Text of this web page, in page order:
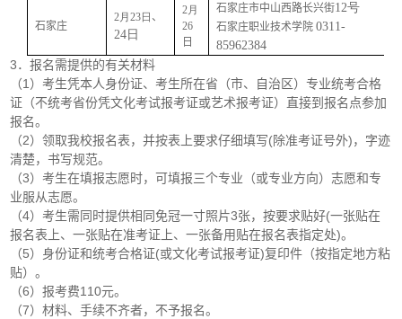
石家庄
2月23日 、
24日
2月
26
日
石家庄市中山西路长兴街12号
石家庄职业技术学院 0311-
85962384
3．报名需提供的有关材料
（1）考生凭本人身份证、考生所在省（市、自治区）专业统考合格
证（不统考省份凭文化考试报考证或艺术报考证）直接到报名点参加
报名。
（2）领取我校报名表，并按表上要求仔细填写(除准考证号外)，字迹
清楚，书写规范。
（3）考生在填报志愿时，可填报三个专业（或专业方向）志愿和专
业服从志愿。
（4）考生需同时提供相同免冠一寸照片3张，按要求贴好(一张贴在
报名表上、一张贴在准考证上、一张备用贴在报名表指定处)。
（5）身份证和统考合格证(或文化考试报考证)复印件（按指定地方粘
贴）。
（6）报考费110元。
（7）材料、手续不齐者，不予报名。